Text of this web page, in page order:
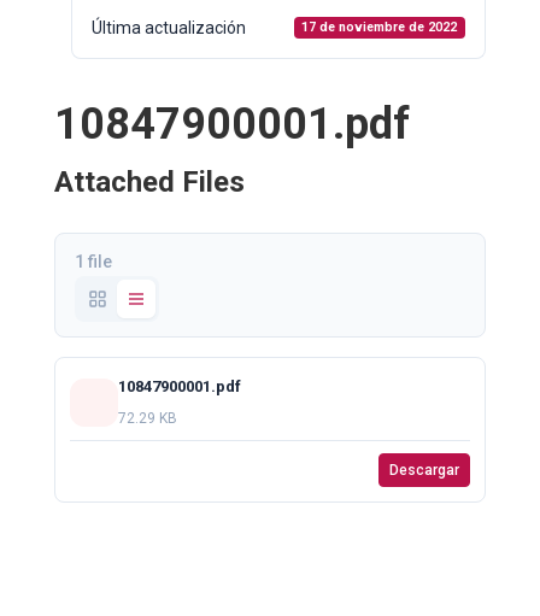
Última actualización 17 de noviembre de 2022
10847900001.pdf
Attached Files
1 file
10847900001.pdf
72.29 KB
Descargar